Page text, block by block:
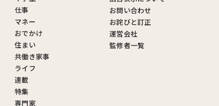
仕事
マネー
おでかけ
住まい
共働き家事
ライフ
連載
特集
専門家
お問い合わせ
お詫びと訂正
運営会社
監修者一覧